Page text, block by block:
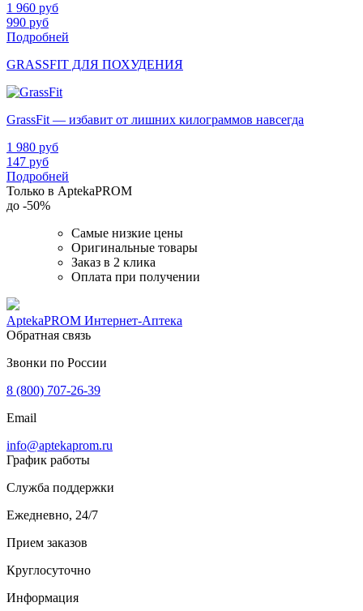
1 960 руб
990 руб
Подробней
GRASSFIT ДЛЯ ПОХУДЕНИЯ
GrassFit — избавит от лишних килограммов навсегда
1 980 руб
147 руб
Подробней
Только в AptekaPROM
до -50%
Самые низкие цены
Оригинальные товары
Заказ в 2 клика
Оплата при получении
AptekaPROM Интернет-Аптека
Обратная связь
Звонки по России
8 (800) 707-26-39
Email
info@aptekaprom.ru
График работы
Служба поддержки
Ежедневно, 24/7
Прием заказов
Круглосуточно
Информация